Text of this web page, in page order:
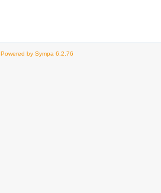
Powered by Sympa 6.2.76